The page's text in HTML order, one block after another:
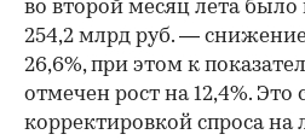
во второй месяц лета
254,2 млрд руб. —
26,6%, при этом к
отмечен рост на 12,4%. Это
корректировкой спроса на